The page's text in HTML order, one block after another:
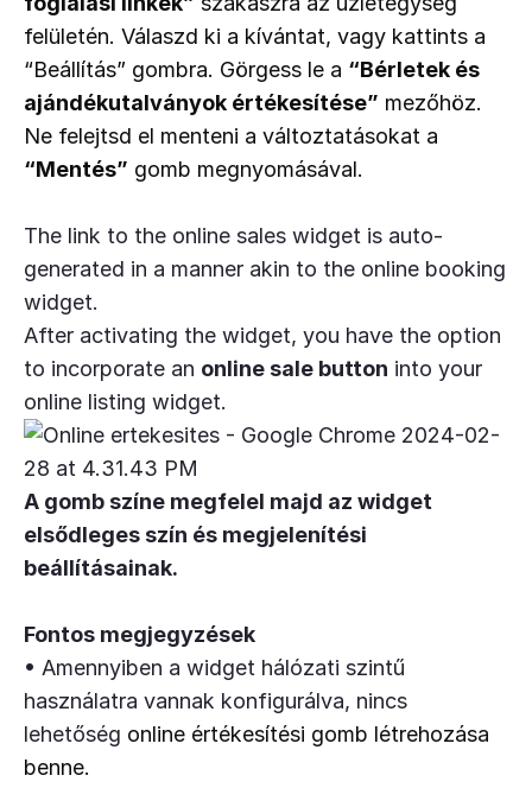
felületén. Válaszd ki a kívántat, vagy kattints a
“Beállítás” gombra. Görgess le a “Bérletek és
ajándékutalványok értékesítése” mezőhöz.
“Mentés” gomb megnyomásával.
The link to the online sales widget is auto-
generated in a manner akin to the online booking
widget.
After activating the widget, you have the option
to incorporate an online sale button into your
online listing widget.
A gomb színe megfelel majd az widget
elsődleges szín és megjelenítési
beállításainak.
Fontos megjegyzések
• Amennyiben a widget hálózati szintű
használatra vannak konfigurálva, nincs
lehetőség online értékesítési gomb létrehozása
benne.